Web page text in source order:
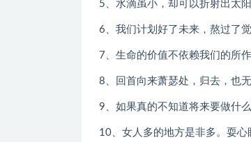
5、水滴虽小，却可以折射出太阳
6、我们计划好了未来，熬过了
7、生命的价值不依赖我们的所
8、回首向来萧瑟处，归去，也无
9、如果真的不知道将来要做什
10、女人多的地方是非多。耍心